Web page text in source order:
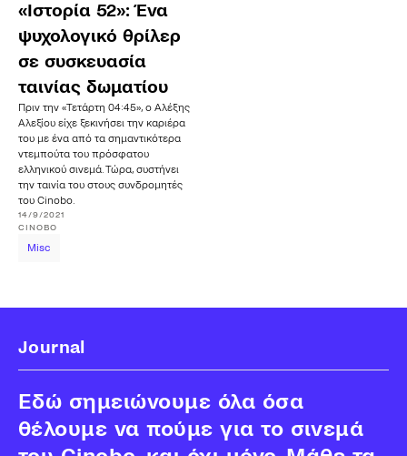
«Ιστορία 52»: Ένα
ψυχολογικό θρίλερ
σε συσκευασία
ταινίας δωματίου
Πριν την «Τετάρτη 04:45», ο Αλέξης
Αλεξίου είχε ξεκινήσει την καριέρα
του με ένα από τα σημαντικότερα
ντεμπούτα του πρόσφατου
ελληνικού σινεμά. Τώρα, συστήνει
την ταινία του στους συνδρομητές
του Cinobo.
14/9/2021
CINOBO
Misc
Journal
Εδώ σημειώνουμε όλα όσα
θέλουμε να πούμε για το σινεμά